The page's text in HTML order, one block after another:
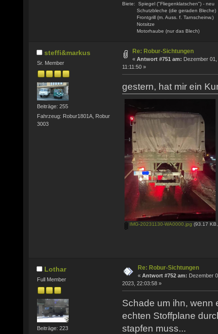
Biete: Spiegel ("Fliegenklatschen") - neu
Schutzbleche (die geraden Bleche)
Frontgrill (m. Auss. f. Tarnscheinw.)
Notsitze
Motorhaube (nur das Blech)
steffi&markus
Sr. Member
Beiträge: 255
Fahrzeug: Robur1801A, Robur
3003
Re: Robur-Sichtungen
« Antwort #751 am: Dezember
11:11:50 »
gestern, hat mir ein
IMG-20231130-WA0000.jpg (93.17
Lothar
Full Member
Beiträge: 223
Re: Robur-Sichtungen
« Antwort #752 am: Dezember
2023, 22:03:58 »
Schade um ihn, wenn
echten Stoffplane
stapfen muss...